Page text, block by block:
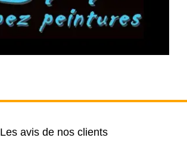
Les avis de nos clients